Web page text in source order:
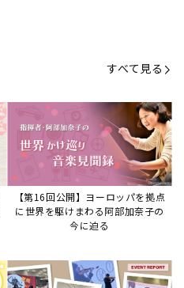
すべて見る
【第16回公開】ヨーロッパを拠点
に世界を駆けまわる阿部加奈子の
今に迫る